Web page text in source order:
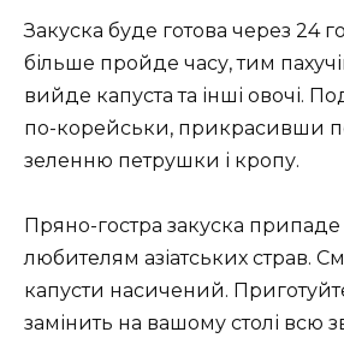
Закуска буде готова через 24
більше пройде часу, тим
вийде капуста та інші овочі.
по-корейськи, прикрасивши
зеленню петрушки і кропу.
Пряно-гостра закуска припаде
любителям азіатських страв.
капусти насичений.
замінить на вашому столі всю